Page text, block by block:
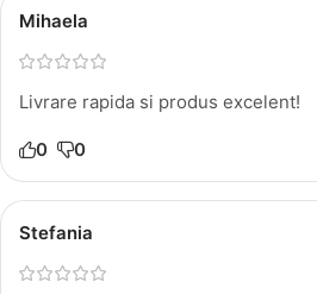
Mihaela
Livrare rapida si produs excelent!
0 0
Stefania